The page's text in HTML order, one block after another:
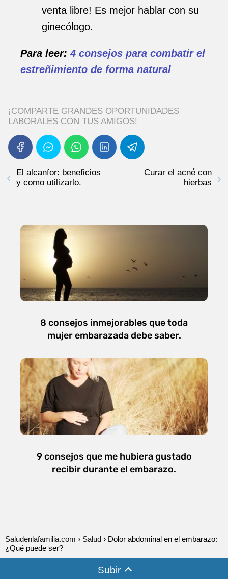
venta libre! Es mejor hablar con su
ginecólogo.
Para leer:4 consejos para combatir el
estreñimiento de forma natural
¡COMPARTE GRANDES OPORTUNIDADES
LABORALES CON TUS AMIGOS!
El alcanfor: beneficios
y como utilizarlo.
Curar el acné con
hierbas
8 consejos inmejorables que toda
mujer embarazada debe saber.
9 consejos que me hubiera gustado
recibir durante el embarazo.
Saludenlafamilia.com Salud
Dolor abdominal en el embarazo:
¿Qué puede ser?
Subir